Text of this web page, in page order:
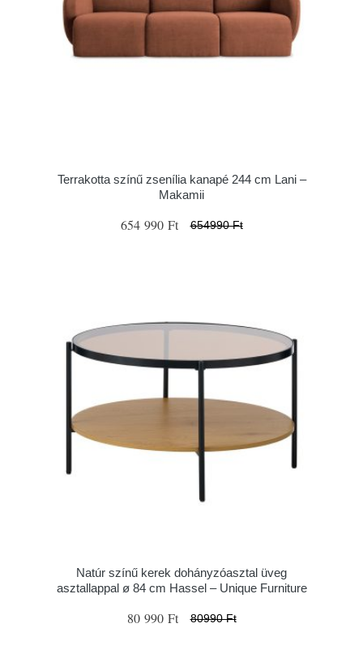
Terrakotta színű zsenília kanapé 244 cm Lani –
Makamii
654 990 Ft 654990 Ft
Natúr színű kerek dohányzóasztal üveg
asztallappal ø 84 cm Hassel – Unique Furniture
80 990 Ft 80990 Ft